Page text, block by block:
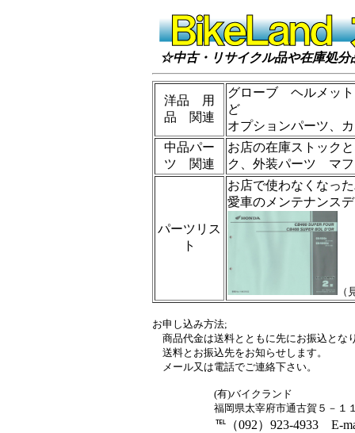
☆中古・リサイクル品や在庫処分
洋品 用
品 関連
グローブ ヘルメッ
ど
オプションパーツ、
中品パー
ツ 関連
お店の在庫ストック
ク、外装パーツ マフ
パーツリス
ト
お店で使わなくなっ
愛車のメンテナンス
（
お申し込み方法;
商品代金は送料とともに先にお振込とな
送料とお振込先をお知らせします。
メール又は電話でご連絡下さい。
(有)バイクランド
福岡県太宰府市通古賀５－１１
℡（092）923-4933 E-mail